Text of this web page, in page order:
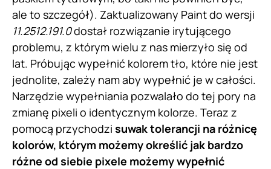
ale to szczegół). Zaktualizowany Paint do wersji
11.2512.191.0dostał rozwiązanie irytującego
problemu, z którym wielu z nas mierzyło się od
lat. Próbując wypełnić kolorem tło, które nie jest
jednolite, zależy nam aby wypełnić je w całości.
Narzędzie wypełniania pozwalało do tej pory na
zmianę pixeli o identycznym kolorze. Teraz z
pomocą przychodzi suwak tolerancji na różnicę
kolorów, którym możemy określić jak bardzo
różne od siebie pixele możemy wypełnić